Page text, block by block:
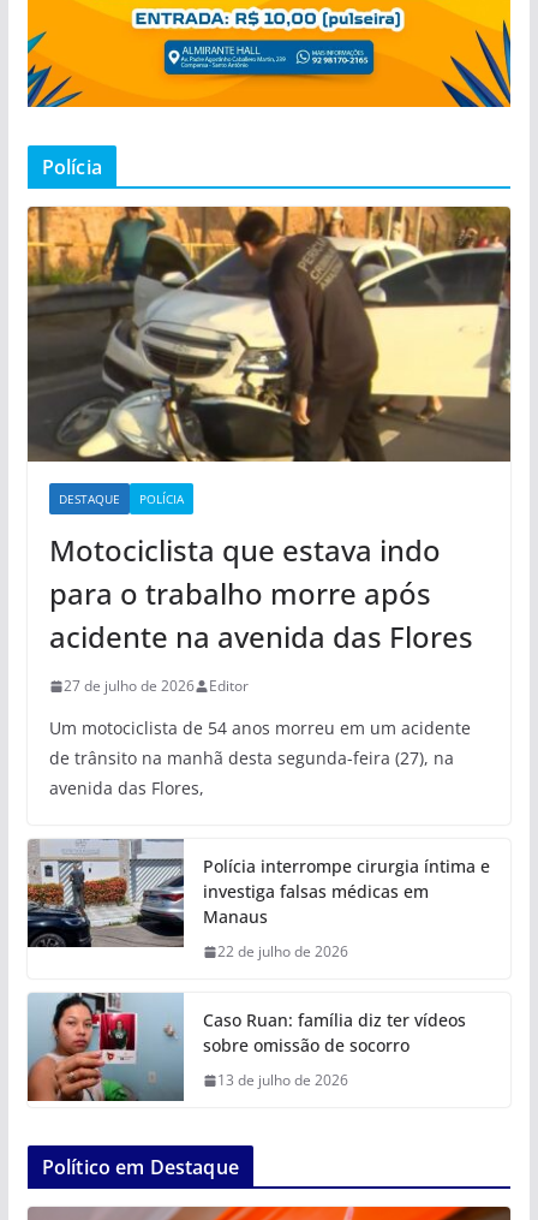
Polícia
DESTAQUE POLÍCIA
Motociclista que estava indo
para o trabalho morre após
acidente na avenida das Flores
27 de julho de 2026 Editor
Um motociclista de 54 anos morreu em um acidente
de trânsito na manhã desta segunda-feira (27), na
avenida das Flores,
Polícia interrompe cirurgia íntima e
investiga falsas médicas em
Manaus
22 de julho de 2026
Caso Ruan: família diz ter vídeos
sobre omissão de socorro
13 de julho de 2026
Político em Destaque